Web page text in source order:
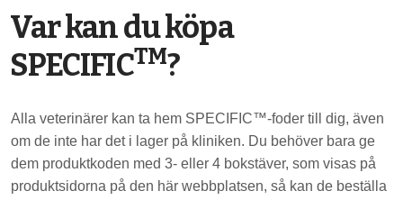
Var kan du köpa
SPECIFICTM?
Alla veterinärer kan ta hem SPECIFIC™-foder till dig, även
om de inte har det i lager på kliniken. Du behöver bara ge
dem produktkoden med 3- eller 4 bokstäver, som visas på
produktsidorna på den här webbplatsen, så kan de beställa